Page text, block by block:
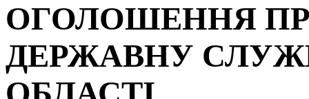
ОГОЛОШЕННЯ
ДЕРЖАВНУ